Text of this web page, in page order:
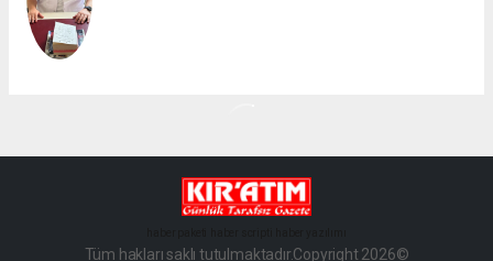
Tüm hakları saklı tutulmaktadır.Copyright 2026©